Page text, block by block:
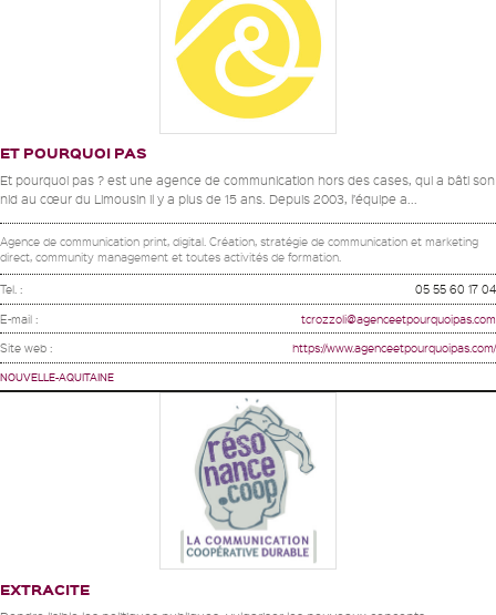
ET POURQUOI PAS
Et pourquoi pas ? est une agence de communication hors des cases, qui a bâti son
nid au cœur du Limousin il y a plus de 15 ans. Depuis 2003, l’équipe a...
Agence de communication print, digital. Création, stratégie de communication et marketing
direct, community management et toutes activités de formation.
Tel. : 05 55 60 17 04
E-mail : tcrozzoli@agenceetpourquoipas.com
Site web : https://www.agenceetpourquoipas.com/
NOUVELLE-AQUITAINE
EXTRACITE